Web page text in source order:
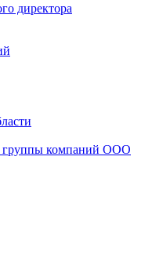
директора
группы компаний ООО